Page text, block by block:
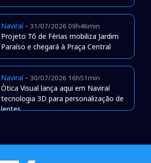
Naviraí- 31/07/2026 09h46min
Projeto Tô de Férias mobiliza Jardim
Paraíso e chegará à Praça Central
Naviraí- 30/07/2026 16h51min
Òtica Visual lança aqui em Naviraí
tecnologia 3D para personalização de
lentes